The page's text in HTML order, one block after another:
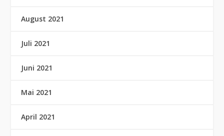
August 2021
Juli 2021
Juni 2021
Mai 2021
April 2021